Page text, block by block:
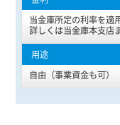
当金庫所定の利率を適
詳しくは当金庫本支店
自由（事業資金も可）